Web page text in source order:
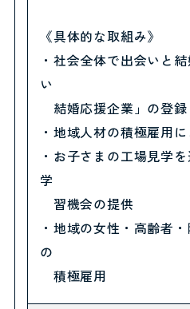
《具体的な取組み》
・社会全体で出会いと
い
結婚応援企業」の登録
・地域人材の積極雇用
・お子さまの工場見学
学
習機会の提供
・地域の女性・高齢者
の
積極雇用